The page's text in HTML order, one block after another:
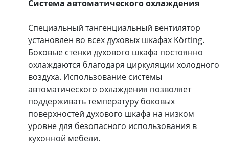
Система автоматического охлаждения
Специальный тангенциальный вентилятор
установлен во всех духовых шкафах Körting.
Боковые стенки духового шкафа постоянно
охлаждаются благодаря циркуляции холодного
воздуха. Использование системы
автоматического охлаждения позволяет
поддерживать температуру боковых
поверхностей духового шкафа на низком
уровне для безопасного использования в
кухонной мебели.